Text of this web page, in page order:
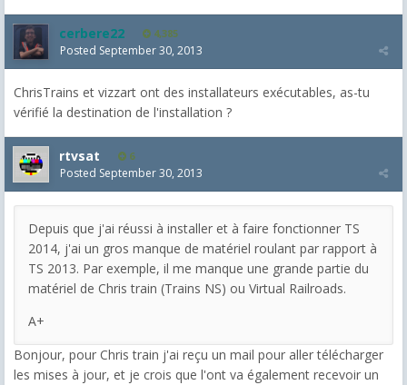
cerbere22 4,385
Posted September 30, 2013
ChrisTrains et vizzart ont des installateurs exécutables, as-tu
vérifié la destination de l'installation ?
rtvsat 6
Posted September 30, 2013
Depuis que j'ai réussi à installer et à faire fonctionner TS
2014, j'ai un gros manque de matériel roulant par rapport à
TS 2013. Par exemple, il me manque une grande partie du
matériel de Chris train (Trains NS) ou Virtual Railroads.
A+
Bonjour, pour Chris train j'ai reçu un mail pour aller télécharger
les mises à jour, et je crois que l'ont va également recevoir un